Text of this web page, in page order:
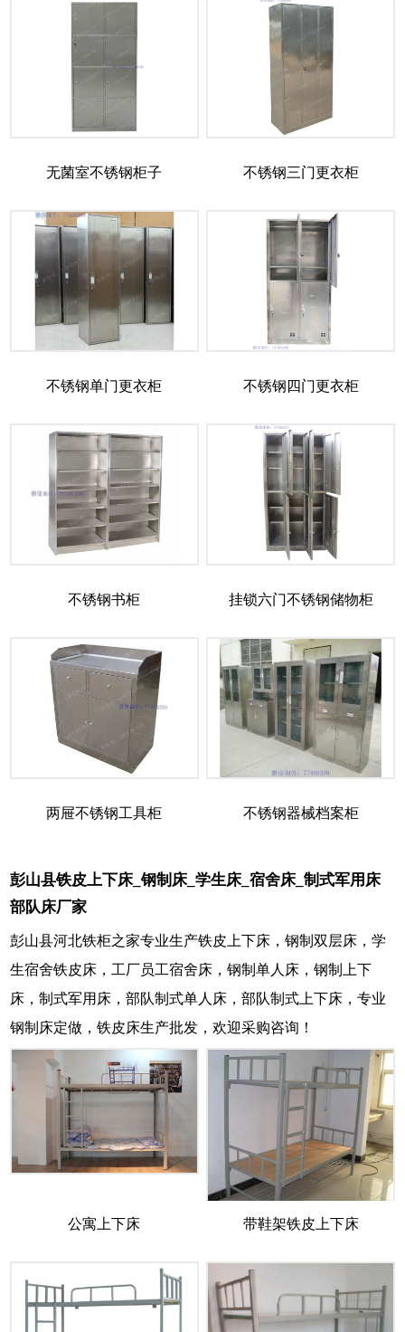
无菌室不锈钢柜子 不锈钢三门更衣柜
不锈钢单门更衣柜 不锈钢四门更衣柜
不锈钢书柜 挂锁六门不锈钢储物柜
两屉不锈钢工具柜 不锈钢器械档案柜
彭山县铁皮上下床_钢制床_学生床_宿舍床_制式军用床
部队床厂家
彭山县河北铁柜之家专业生产铁皮上下床，钢制双层床，学
生宿舍铁皮床，工厂员工宿舍床，钢制单人床，钢制上下
床，制式军用床，部队制式单人床，部队制式上下床，专业
钢制床定做，铁皮床生产批发，欢迎采购咨询！
公寓上下床 带鞋架铁皮上下床